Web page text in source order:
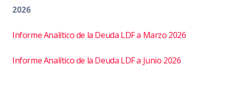
2026
Informe Analítico de la Deuda LDF a Marzo 2026
Informe Analítico de la Deuda LDF a Junio 2026